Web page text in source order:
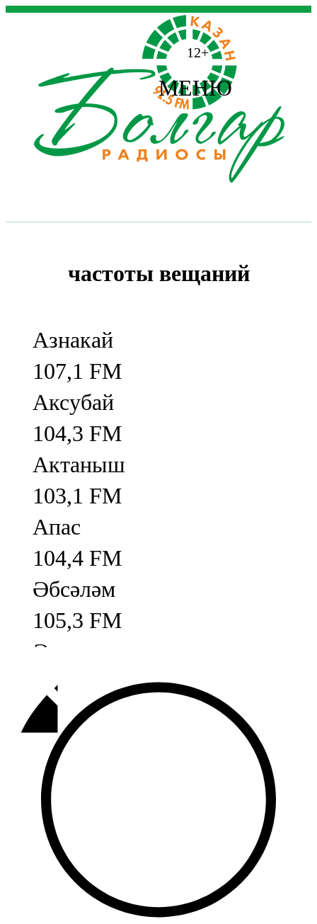
12+
МЕНЮ
частоты вещаний
Азнакай
107,1 FM
Аксубай
104,3 FM
Актаныш
103,1 FM
Апас
104,4 FM
Әбсәләм
105,3 FM
Әлмәт
92,9 FM
Базарлы матак
107,1 FM
Балык бистәсе
104,9 FM
Баулы
107,5 FM
Биләр